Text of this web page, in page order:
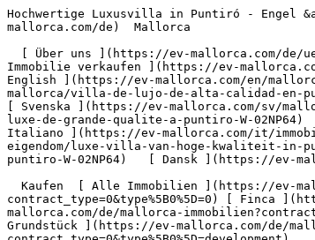
Hochwertige Luxusvilla in Puntiró - Engel &amp; Völkers Mallorca                [ ![EV Mallorca](https://cdn.ev-mallorca.com/images/web/EV_Logo_RGB.svg) ](https://ev-mallorca.com/de)  Mallorca  

  [ Über uns ](https://ev-mallorca.com/de/ueber-uns) [ Über Mallorca ](https://ev-mallorca.com/de/ueber-mallorca) [ Kontakt ](https://ev-mallorca.com/de/standorte) [ Immobilie verkaufen ](https://ev-mallorca.com/de/immobilie-auf-mallorca-verkaufen) [    Mein Account  ](https://ev-mallorca.com/de/mein-account)   Deutsch       [ English ](https://ev-mallorca.com/en/mallorca-property/high-quality-luxury-villa-in-puntiro-W-02NP64)   [ Español ](https://ev-mallorca.com/es/inmueble-mallorca/villa-de-lujo-de-alta-calidad-en-puntiro-W-02NP64)    [ Català ](https://ev-mallorca.com/ca/immoble-mallorca/vila-de-luxe-dalta-qualitat-a-puntiro-W-02NP64)   [ Svenska ](https://ev-mallorca.com/sv/mallorca-fastighet/hogkvalitativ-lyxvilla-i-puntiro-W-02NP64)   [ Français ](https://ev-mallorca.com/fr/bien-majorque/villa-de-luxe-de-grande-qualite-a-puntiro-W-02NP64)   [ Polski ](https://ev-mallorca.com/pl/nieruchomosc-majorce/wysokiej-jakosci-luksusowa-willa-w-puntiro-W-02NP64)   [ Italiano ](https://ev-mallorca.com/it/immobili-maiorca/villa-di-lusso-di-alta-qualita-a-puntiro-W-02NP64)   [ Dutch ](https://ev-mallorca.com/nl/mallorca-eigendom/luxe-villa-van-hoge-kwaliteit-in-puntiro-W-02NP64)   [ Русский ](https://ev-mallorca.com/ru/nedvizhimost-mayorka/vysokokacestvennaia-villa-klassa-liuks-v-puntiro-W-02NP64)   [ Dansk ](https://ev-mallorca.com/da/mallorca-ejendom/luksusvilla-af-hoj-kvalitet-i-puntiro-W-02NP64)   

  Kaufen  [ Alle Immobilien ](https://ev-mallorca.com/de/mallorca-immobilien?contract_type=0) [ Haus ](https://ev-mallorca.com/de/mallorca-immobilien?contract_type=0&type%5B0%5D=0) [ Finca ](https://ev-mallorca.com/de/mallorca-immobilien?contract_type=0&type%5B0%5D=1) [ Apartment ](https://ev-mallorca.com/de/mallorca-immobilien?contract_type=0&type%5B0%5D=2) [ Penthouse ](https://ev-mallorca.com/de/mallorca-immobilien?contract_type=0&type%5B0%5D=5) [ Grundstück ](https://ev-mallorca.com/de/mallorca-immobilien?contract_type=0&type%5B0%5D=3) [ Neubauprojekt ](https://ev-mallorca.com/de/mallorca-immobilien?contract_type=0&type%5B0%5D=development) 

  Mieten  [ Alle Immobilien ](https://ev-mallorca.com/de/mallorca-immobilien?contract_type=1) [ Haus ](https://ev-mallorca.com/de/mallorca-immobilien?contract_type=1&type%5B0%5D=0) [ Finca ](https://ev-mallorca.com/de/mallorca-immobilien?contract_type=1&type%5B0%5D=1) [ Apartment ](https://ev-mallorca.com/de/mallorca-